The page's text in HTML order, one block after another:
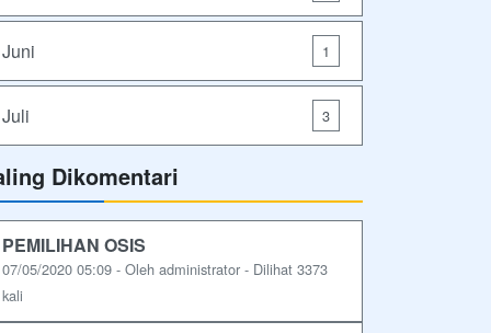
Juni 1
Juli 3
Dikomentari
PEMILIHAN OSIS
07/05/2020 05:09 - Oleh administrator - Dilihat 3373
kali